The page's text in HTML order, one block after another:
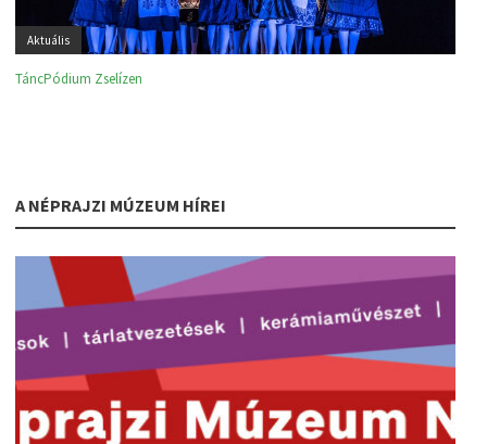
Aktuális
TáncPódium Zselízen
A NÉPRAJZI MÚZEUM HÍREI